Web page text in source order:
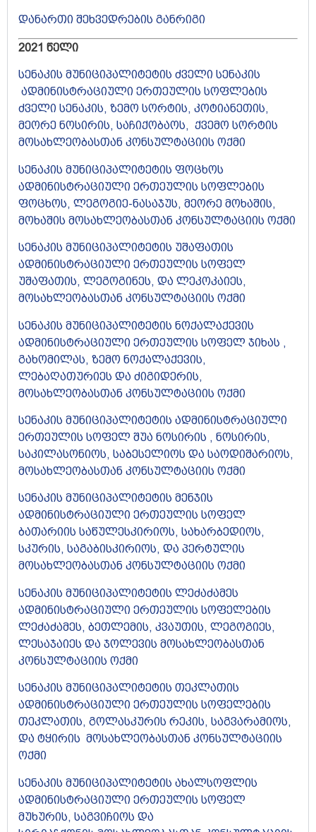
დანართი შეხვედრების განრიგი
2021 წელი
სენაკის მუნიციპალიტეტის ძველი სენაკის
ადმინისტრაციული ერთეულის სოფლების
ძველი სენაკის, ზემო სორტის, კოტიანეთის,
მეორე ნოსირის, საჩიქობაოს, ქვემო სორტის
მოსახლეობასთან კონსულტაციის ოქმი
სენაკის მუნიციპალიტეტის ფოცხოს
ადმინისტრაციული ერთეულის სოფლების
ფოცხოს, ლეგოგიე-ნასაჯუს, მეორე მოხაშის,
მოხაშის მოსახლეობასთან კონსულტაციის ოქმი
სენაკის მუნიციპალიტეტის უშაფათის
ადმინისტრაციული ერთეულის სოფელ
უშაფათის, ლეგოგინეს, და ლეკოკაიეს,
მოსახლეობასთან კონსულტაციის ოქმი​
სენაკის მუნიციპალიტეტის ნოქალაქევის
ადმინისტრაციული ერთეულის სოფელ ჯიხას ,
გახომილას, ზემო ნოქალაქევის,
ლებაღათურიეს და ძიგიდერის,
მოსახლეობასთან კონსულტაციის ოქმი​
სენაკის მუნიციპალიტეტის ადმინისტრაციული
ერთეულის სოფელ შუა ნოსირის , ნოსირის,
საკილასონიოს, საბესელიოს და საოდიშარიოს,
მოსახლეობასთან კონსულტაციის ოქმი​
სენაკის მუნიციპალიტეტის მენჯის
ადმინისტრაციული ერთეულის სოფელ
ბათარიის საწულესკირიოს, სახარბედიოს,
სკურის, საგაბისკირიოს, და პერტულის
მოსახლეობასთან კონსულტაციის ოქმი​
სენაკის მუნიციპალიტეტის ლეძაძამეს
ადმინისტრაციული ერთეულის სოფელების
ლეძაძამეს, ბეთლემის, კვაუთის, ლეგოგიეს,
ლესაჯაიეს და ჯოლევის მოსახლეობასთან
კონსულტაციის ოქმი​
სენაკის მუნიციპალიტეტის თეკლათის
ადმინისტრაციული ერთეულის სოფელების
თეკლათის, გოლასკურის რეკის, საგვარამიოს,
და ტყირის მოსახლეობასთან კონსულტაციის
ოქმი​
სენაკის მუნიციპალიტეტის ახალსოფლის
ადმინისტრაციული ერთეულის სოფელ
მუხურის, საგვიჩიოს და